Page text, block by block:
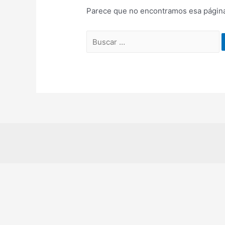
Parece que no encontramos esa
Buscar: